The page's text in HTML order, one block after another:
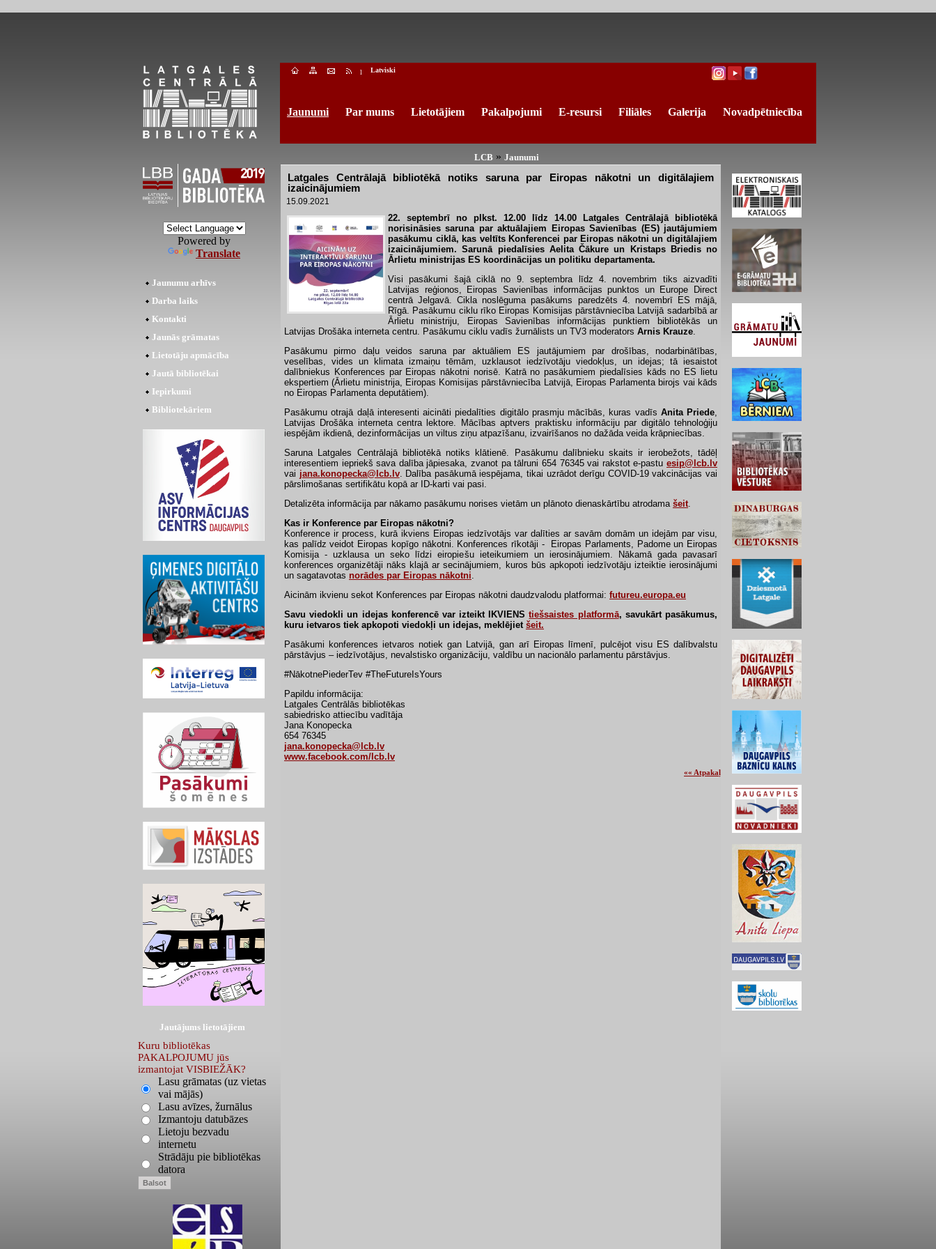
l Latviski
Jaunumi Par mums Lietotājiem Pakalpojumi E-resursi Filiāles Galerija Novadpētniecība
Powered by
Translate
Jaunumu arhīvs
Darba laiks
Kontakti
Jaunās grāmatas
Lietotāju apmācība
Jautā bibliotēkai
Iepirkumi
Bibliotekāriem
Jautājums lietotājiem
Kuru bibliotēkas
PAKALPOJUMU jūs
izmantojat VISBIEŽĀK?
Lasu grāmatas (uz vietas
vai mājās)
Lasu avīzes, žurnālus
Izmantoju datubāzes
Lietoju bezvadu
internetu
Strādāju pie bibliotēkas
datora
LCB» Jaunumi
Latgales Centrālajā bibliotēkā notiks saruna par Eiropas nākotni un digitālajiem
izaicinājumiem
15.09.2021
22. septembrī no plkst. 12.00 līdz 14.00 Latgales Centrālajā bibliotēkā
norisināsies saruna par aktuālajiem Eiropas Savienības (ES) jautājumiem
pasākumu ciklā, kas veltīts Konferencei par Eiropas nākotni un digitālajiem
izaicinājumiem. Sarunā piedalīsies Aelita Čākure un Kristaps Briedis no
Ārlietu ministrijas ES koordinācijas un politiku departamenta.
Visi pasākumi šajā ciklā no 9. septembra līdz 4. novembrim tiks aizvadīti
Latvijas reģionos, Eiropas Savienības informācijas punktos un Europe Direct
centrā Jelgavā. Cikla noslēguma pasākums paredzēts 4. novembrī ES mājā,
Rīgā. Pasākumu ciklu rīko Eiropas Komisijas pārstāvniecība Latvijā sadarbībā ar
Ārlietu ministriju, Eiropas Savienības informācijas punktiem bibliotēkās un
Latvijas Drošāka interneta centru. Pasākumu ciklu vadīs žurnālists un TV3 moderators Arnis Krauze.
Pasākumu pirmo daļu veidos saruna par aktuāliem ES jautājumiem par drošības, nodarbinātības,
veselības, vides un klimata izmaiņu tēmām, uzklausot iedzīvotāju viedokļus, un idejas; tā iesaistot
dalībniekus Konferences par Eiropas nākotni norisē. Katrā no pasākumiem piedalīsies kāds no ES lietu
ekspertiem (Ārlietu ministrija, Eiropas Komisijas pārstāvniecība Latvijā, Eiropas Parlamenta birojs vai kāds
no Eiropas Parlamenta deputātiem).
Pasākumu otrajā daļā interesenti aicināti piedalīties digitālo prasmju mācībās, kuras vadīs Anita Priede,
Latvijas Drošāka interneta centra lektore. Mācības aptvers praktisku informāciju par digitālo tehnoloģiju
iespējām ikdienā, dezinformācijas un viltus ziņu atpazīšanu, izvairīšanos no dažāda veida krāpniecības.
Saruna Latgales Centrālajā bibliotēkā notiks klātienē. Pasākumu dalībnieku skaits ir ierobežots, tādēļ
interesentiem iepriekš sava dalība jāpiesaka, zvanot pa tālruni 654 76345 vai rakstot e-pastu esip@lcb.lv
vai jana.konopecka@lcb.lv. Dalība pasākumā iespējama, tikai uzrādot derīgu COVID-19 vakcinācijas vai
pārslimošanas sertifikātu kopā ar ID-karti vai pasi.
Detalizēta informācija par nākamo pasākumu norises vietām un plānoto dienaskārtību atrodama šeit.
Kas ir Konference par Eiropas nākotni?
Konference ir process, kurā ikviens Eiropas iedzīvotājs var dalīties ar savām domām un idejām par visu,
kas palīdz veidot Eiropas kopīgo nākotni. Konferences rīkotāji - Eiropas Parlaments, Padome un Eiropas
Komisija - uzklausa un seko līdzi eiropiešu ieteikumiem un ierosinājumiem. Nākamā gada pavasarī
konferences organizētāji nāks klajā ar secinājumiem, kuros būs apkopoti iedzīvotāju izteiktie ierosinājumi
un sagatavotas norādes par Eiropas nākotni.
Aicinām ikvienu sekot Konferences par Eiropas nākotni daudzvalodu platformai: futureu.europa.eu
Savu viedokli un idejas konferencē var izteikt IKVIENStiešsaistes platformā, savukārt pasākumus,
kuru ietvaros tiek apkopoti viedokļi un idejas, meklējiet šeit.
Pasākumi konferences ietvaros notiek gan Latvijā, gan arī Eiropas līmenī, pulcējot visu ES dalībvalstu
pārstāvjus – iedzīvotājus, nevalstisko organizāciju, valdību un nacionālo parlamentu pārstāvjus.
#NākotnePiederTev #TheFutureIsYours
Papildu informācija:
Latgales Centrālās bibliotēkas
sabiedrisko attiecību vadītāja
Jana Konopecka
654 76345
jana.konopecka@lcb.lv
www.facebook.com/lcb.lv
«« Atpakaļ